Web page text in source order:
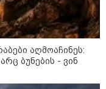
აღმოაჩინეს:
ბუნების - ვინ